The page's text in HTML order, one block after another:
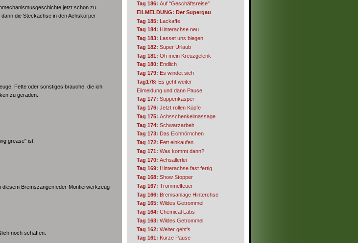
jetzt schon zu
die Steckachse in den Achskörper
Fette oder sonstiges brauche, die ich
zu geraden.
grease" ist.
Bremszangenfeder-Montierwerkzeug
noch schaffen.
Tag 186: Auf "Geschäftsreise"
EILMELDUNG: Der Supergau
Tag 185: Lackaffe
Tag 184: Hinterachse neu
Tag 183: Lasset uns biegen
Tag 182: Super Urlaub
Tag 181: Oh mein Kreuzgelenk
Tag 180: Endlich
Tag 179: Es windet sich
Tag178: Es geht weiter
Eilmeldung und dann Pause
Tag 177: Suppenkasper
Tag 176: Jetzt rollen Köpfe
Tag 175: Achsschenkelmassage
Tag 174: Schwarzarbeit
Tag 173: Das Eichhörnchen
Tag 172: Fett einkaufen
Tag 171: Was kommt dann?
Tag 170: Achsallerlei
Tag 169: Hinterachse fast fertig
Tag 168: Show Stopper
Tag 167: Trommelfeuer
Tag 166: Bremsanlage Hinterchse
Tag 165: Wildes Getrommel
Tag 164: Chemical Labs
Tag 163: Wildes Getrommel
Tag 162: Weiter geht's
Tag 161: Kurze Pause